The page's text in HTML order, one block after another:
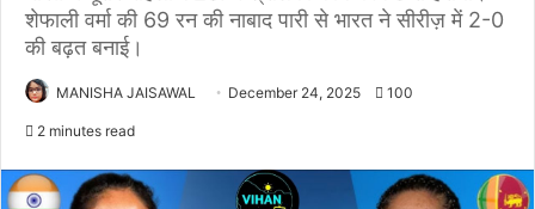
शेफाली वर्मा की 69 रन की नाबाद पारी से भारत ने सीरीज़ में 2-0
की बढ़त बनाई।
MANISHA JAISAWAL December 24, 2025 100
2 minutes read